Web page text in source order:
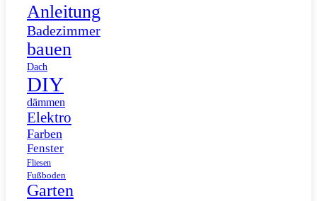
Anleitung
Badezimmer
bauen
Dach
DIY
dämmen
Elektro
Farben
Fenster
Fliesen
Fußboden
Garten